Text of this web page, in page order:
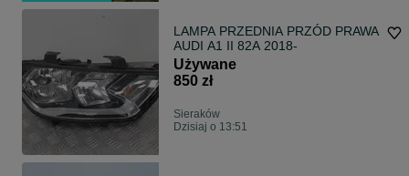
LAMPA PRZEDNIA PRZÓD PRAWA
AUDI A1 II 82A 2018-
Używane
850 zł
Sieraków
Dzisiaj o 13:51